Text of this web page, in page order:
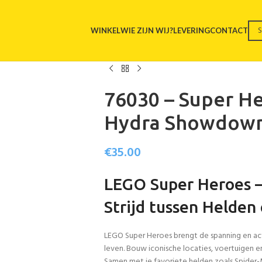
WINKELWIE ZIJN WIJ?LEVERINGCONTACT
76030 – Super
Hydra
€35.00
LEGO Super Heroes
Strijd tussen Helden
LEGO Super Heroes brengt de spanning
leven. Bouw iconische locaties, voertuigen